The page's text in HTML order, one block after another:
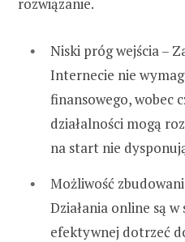
rozwiązanie.
Niski próg wejścia –
Internecie nie
finansowego, wobec
działalności mogą
na start nie
Możliwość
Działania online są
efektywnej dotrzeć